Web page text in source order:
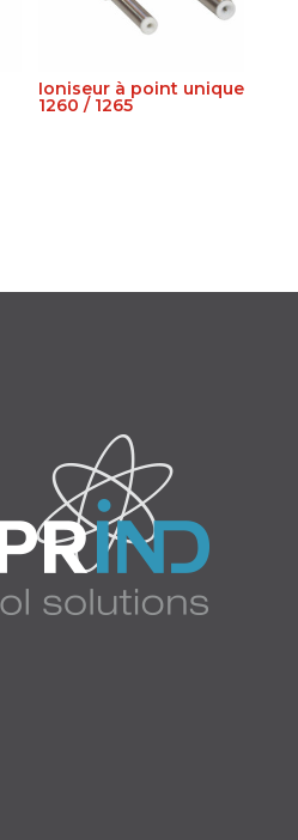
Ioniseur à point unique
1260 / 1265